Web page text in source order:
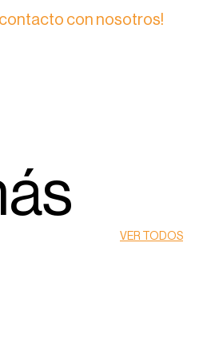
contacto con nosotros!
VER TODOS